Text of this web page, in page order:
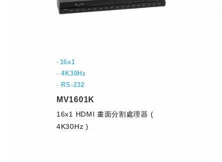
16x1
-4K30Hz
- RS-232
MV1601K
16x1 HDMI 畫面分割處理器 (
4K30Hz )